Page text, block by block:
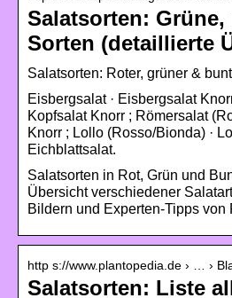
Salatsorten:
Sorten (detaillierte
Salatsorten: Roter, grüner &
Eisbergsalat · Eisbergsalat
Kopfsalat Knorr ; Römersalat
Knorr ; Lollo (Rosso/Bionda) ·
Eichblattsalat.
Salatsorten in Rot, Grün und
Übersicht verschiedener
Bildern und Experten-Tipps von
http s://www.plantopedia.de › … ›
Salatsorten: Liste